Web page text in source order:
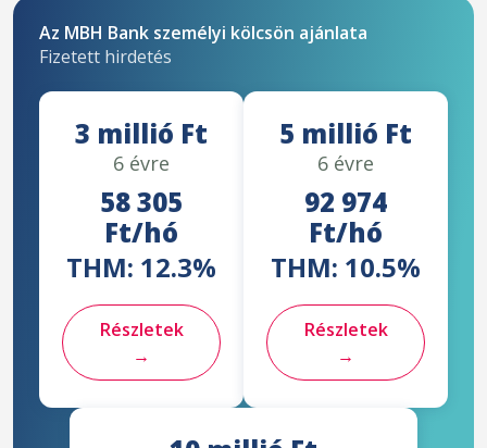
Az MBH Bank személyi kölcsön ajánlata
Fizetett hirdetés
3 millió Ft
6 évre
58 305
Ft/hó
THM: 12.3%
Részletek
→
5 millió Ft
6 évre
92 974
Ft/hó
THM: 10.5%
Részletek
→